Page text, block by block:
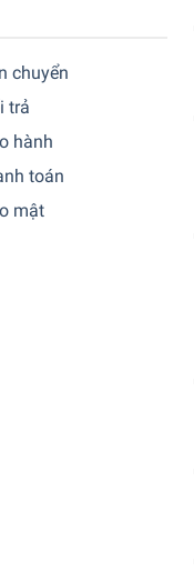
đơn giản và trực
trình sẵn cũng sẽ
chuyển
trả
hành
toán
mật